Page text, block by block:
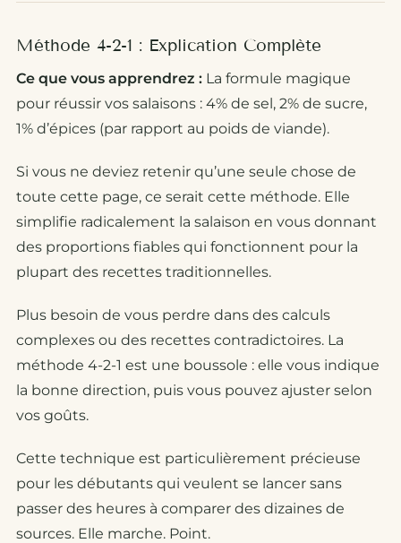
Méthode 4-2-1 : Explication Complète
Ce que vous apprendrez : La formule magique
pour réussir vos salaisons : 4% de sel, 2% de sucre,
1% d’épices (par rapport au poids de viande).
Si vous ne deviez retenir qu’une seule chose de
toute cette page, ce serait cette méthode. Elle
simplifie radicalement la salaison en vous donnant
des proportions fiables qui fonctionnent pour la
plupart des recettes traditionnelles.
Plus besoin de vous perdre dans des calculs
complexes ou des recettes contradictoires. La
méthode 4-2-1 est une boussole : elle vous indique
la bonne direction, puis vous pouvez ajuster selon
vos goûts.
Cette technique est particulièrement précieuse
pour les débutants qui veulent se lancer sans
passer des heures à comparer des dizaines de
sources. Elle marche. Point.